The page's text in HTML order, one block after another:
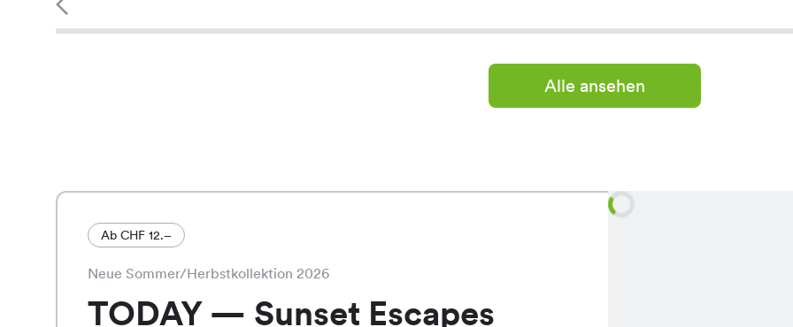
Alle ansehen
Ab CHF 12.–
Neue Sommer/Herbstkollektion 2026
TODAY — Sunset Escapes